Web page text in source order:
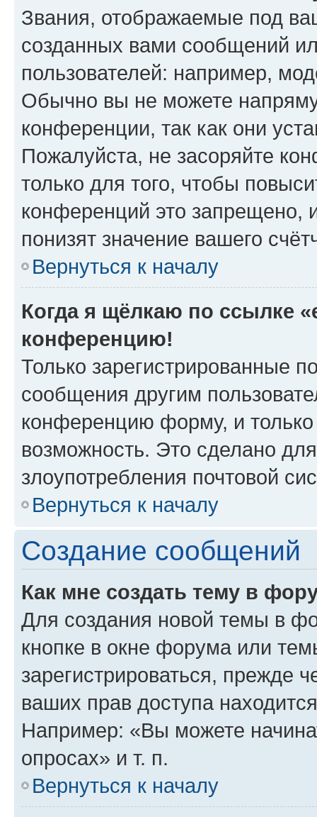
Звания, отображаемые под
созданных вами сообщений
пользователей: например,
Обычно вы не можете
конференции, так как они
Пожалуйста, не засоряйте
только для того, чтобы
конференций это запрещено,
понизят значение вашего
Вернуться к началу
Когда я щёлкаю по ссылке
конференцию!
Только зарегистрированные
сообщения другим
конференцию форму, и
возможность. Это сделано
злоупотребления почтовой
Вернуться к началу
Создание сообщений
Как мне создать тему в
Для создания новой темы в
кнопке в окне форума или
зарегистрироваться, прежде
ваших прав доступа
Например: «Вы можете
опросах» и т. п.
Вернуться к началу